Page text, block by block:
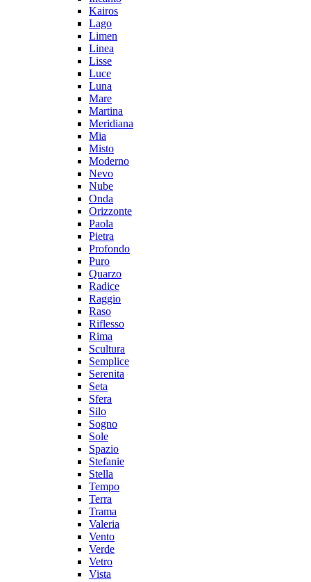
Kairos
Lago
Limen
Linea
Lisse
Luce
Luna
Mare
Martina
Meridiana
Mia
Misto
Moderno
Nevo
Nube
Onda
Orizzonte
Paola
Pietra
Profondo
Puro
Quarzo
Radice
Raggio
Raso
Riflesso
Rima
Scultura
Semplice
Serenita
Seta
Sfera
Silo
Sogno
Sole
Spazio
Stefanie
Stella
Tempo
Terra
Trama
Valeria
Vento
Verde
Vetro
Vista